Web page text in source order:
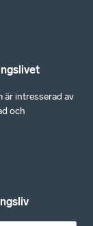
är intresserad av
och